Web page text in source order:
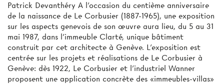
Patrick Devanthéry A l'occasion du centième anniversaire
de la naissance de Le Corbusier (1887-1965), une exposition
sur les aspects genevois de son œuvre aura lieu, du 5 au 31
mai 1987, dans l’immeuble Clarté, unique bâtiment
construit par cet architecte à Genève. L'exposition est
centrée sur les projets et réalisations de Le Corbusier à
Genève: dès 1922, Le Corbusier et l'industriel Wanner
proposent une application concrète des «immeubles-villas»